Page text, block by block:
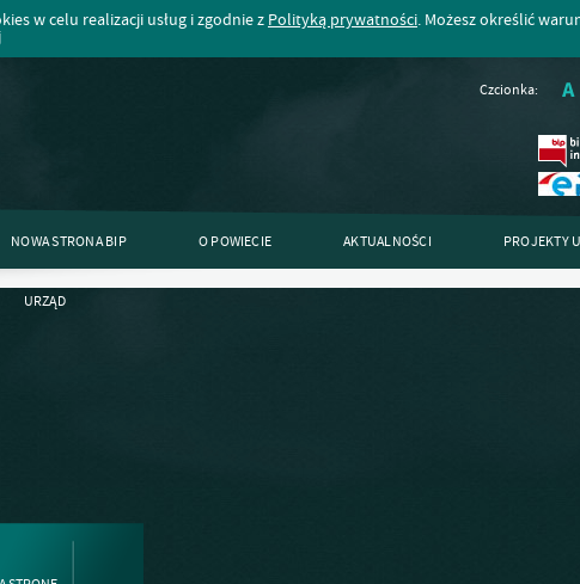
w celu realizacji usług i zgodnie z Polityką prywatności. Możesz określić
Czcionka:
NOWA STRONA BIP O POWIECIE AKTUALNOŚCI PROJEKTY
URZĄD